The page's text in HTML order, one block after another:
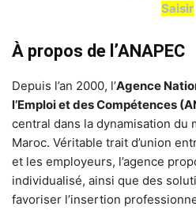
Saisir
À propos de l’ANAPEC
Depuis l’an 2000, l’Agence
l’Emploi et des Compétences
central dans la dynamisation du
Maroc. Véritable trait d’union
et les employeurs, l’agence
individualisé, ainsi que des
favoriser l’insertion